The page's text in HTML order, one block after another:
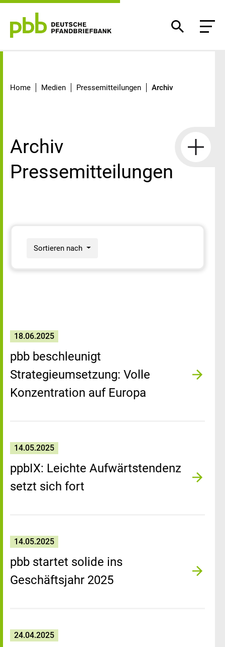
Home Medien Pressemitteilungen Archiv
Archiv
Pressemitteilungen
Sortieren nach
18.06.2025
pbb beschleunigt
Strategieumsetzung: Volle
Konzentration auf Europa
14.05.2025
ppbIX: Leichte Aufwärtstendenz
setzt sich fort
14.05.2025
pbb startet solide ins
Geschäftsjahr 2025
24.04.2025